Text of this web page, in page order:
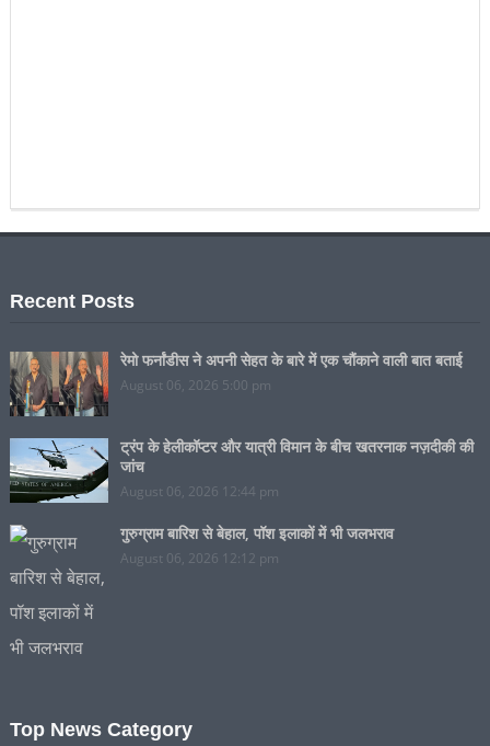
Recent Posts
रेमो फर्नांडीस ने अपनी सेहत के बारे में एक चौंकाने वाली बात बताई
August 06, 2026 5:00 pm
ट्रंप के हेलीकॉप्टर और यात्री विमान के बीच खतरनाक नज़दीकी की
जांच
August 06, 2026 12:44 pm
गुरुग्राम बारिश से बेहाल, पॉश इलाकों में भी जलभराव
August 06, 2026 12:12 pm
Top News Category